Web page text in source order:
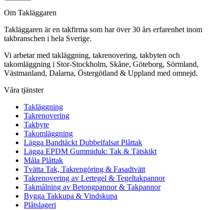
Om Takläggaren
Takläggaren är en takfirma som har över 30 års erfarenhet inom
takbranschen i hela Sverige.
Vi arbetar med takläggning, takrenovering, takbyten och
takomläggning i Stor-Stockholm, Skåne, Göteborg, Sörmland,
Västmanland, Dalarna, Östergötland & Uppland med omnejd.
Våra tjänster
Takläggning
Takrenovering
Takbyte
Takomläggning
Lägga Bandtäckt Dubbelfalsat Plåttak
Lägga EPDM Gummiduk: Tak & Tätskikt
Måla Plåttak
Tvätta Tak, Takrengöring & Fasadtvätt
Takrenovering av Lertegel & Tegeltakpannor
Takmålning av Betongpannor & Takpannor
Bygga Takkupa & Vindskupa
Plåtslageri